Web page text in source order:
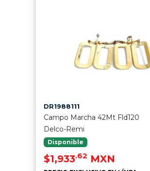
DR1988111
Campo Marcha 42Mt Fld120
Delco-Remi
Disponible
$1,933.62 MXN